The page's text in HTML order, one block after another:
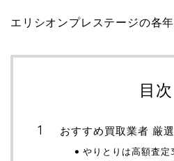
エリシオンプレステージの各
目次
おすすめ買取業者 厳
やりとりは高額査定